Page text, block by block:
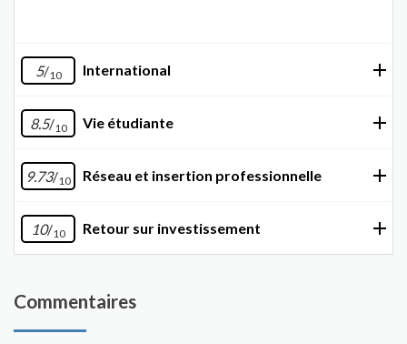
5/10 International
8.5/10 Vie étudiante
9.73/10 Réseau et insertion professionnelle
10/10 Retour sur investissement
Commentaires